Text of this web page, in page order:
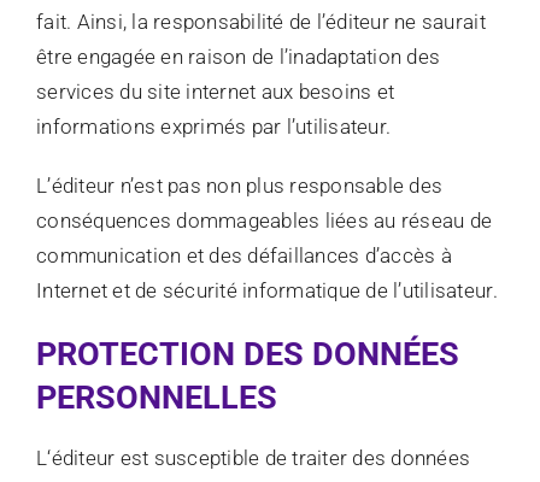
fait. Ainsi, la responsabilité de l’éditeur ne saurait
être engagée en raison de l’inadaptation des
services du site internet aux besoins et
informations exprimés par l’utilisateur.
L’éditeur n’est pas non plus responsable des
conséquences dommageables liées au réseau de
communication et des défaillances d’accès à
Internet et de sécurité informatique de l’utilisateur.
PROTECTION DES DONNÉES
PERSONNELLES
L‘éditeur est susceptible de traiter des données